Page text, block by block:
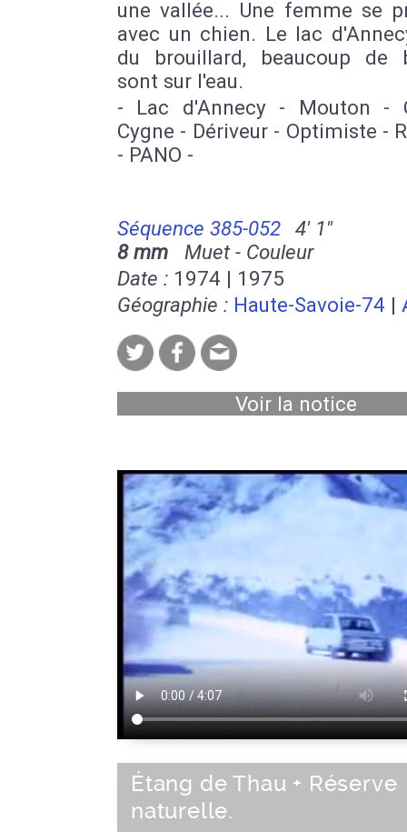
une vallée... Une femme se
avec un chien. Le lac
du brouillard, beaucoup de
sont sur l'eau.
- Lac d'Annecy - Mouton -
Cygne - Dériveur - Optimiste -
- PANO -
Séquence 385-052
4' 1''
8 mm Muet - Couleur
Date : 1974 | 1975
Géographie : Haute-Savoie-74 |
Voir la notice
Étang de Thau + Réserve
naturelle.